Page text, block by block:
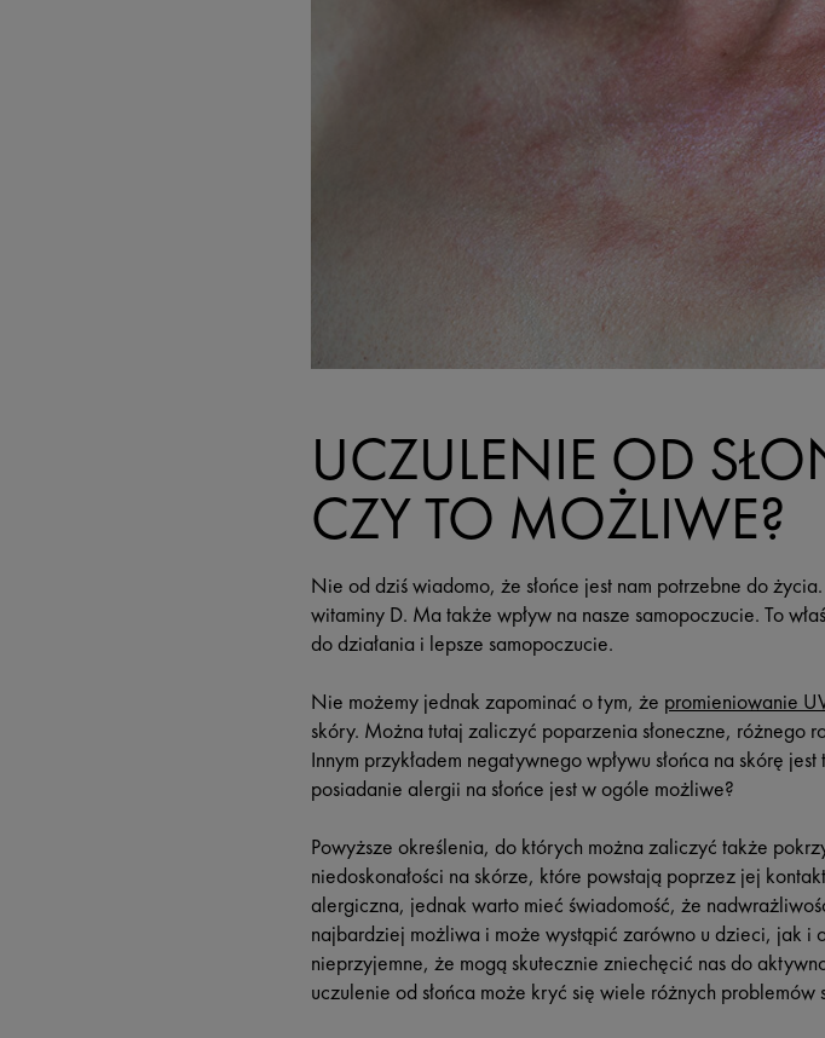
UCZULENIE OD
CZY TO MOŻLIWE?
Nie od dziś wiadomo, że słońce jest nam potrzebne do
witaminy D. Ma także wpływ na nasze samopoczucie. To
do działania i lepsze samopoczucie.
Nie możemy jednak zapominać o tym, że promieniowanie
skóry. Można tutaj zaliczyć poparzenia słoneczne, różnego
Innym przykładem negatywnego wpływu słońca na skórę
posiadanie alergii na słońce jest w ogóle możliwe?
Powyższe określenia, do których można zaliczyć także
niedoskonałości na skórze, które powstają poprzez jej
alergiczna, jednak warto mieć świadomość, że
najbardziej możliwa i może wystąpić zarówno u dzieci, jak i
nieprzyjemne, że mogą skutecznie zniechęcić nas do
uczulenie od słońca może kryć się wiele różnych problemów